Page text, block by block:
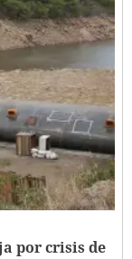
por crisis de